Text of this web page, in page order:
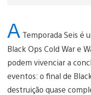
A Temporada Seis é
Black Ops Cold War e
podem vivenciar a
eventos: o final de
destruição quase